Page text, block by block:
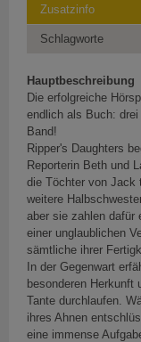
Zusatzinfo
Schlagworte
Hauptbeschreibung
Die erfolgreiche
endlich als Buch:
Band!
Ripper's Daughters
Reporterin Beth und
die Töchter von Jack
weitere
aber sie zahlen dafür
einer unglaublichen
sämtliche ihrer
In der Gegenwart
besonderen Herkunft
Tante durchlaufen.
ihres Ahnen
eine immense